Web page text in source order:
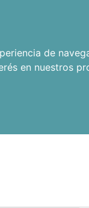
de
en nuestros